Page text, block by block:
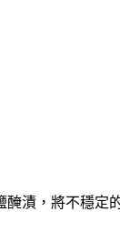
醃漬，將不穩定